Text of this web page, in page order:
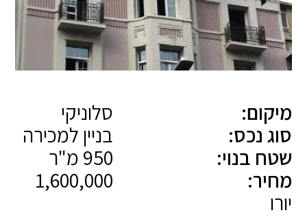
מיקום:
סלוניקי
סוג נכס:
בניין למכירה
שטח בנוי:
מחיר:
1,600,000
יורו